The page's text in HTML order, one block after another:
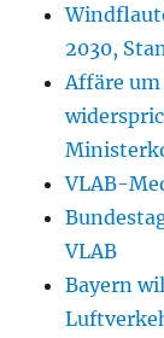
2030,
Affäre
VLAB-
VLAB
Bayern